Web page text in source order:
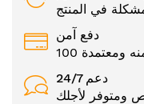
في المنتج
دفع آمن
24/7 دعم
ومتوفر لأجلك